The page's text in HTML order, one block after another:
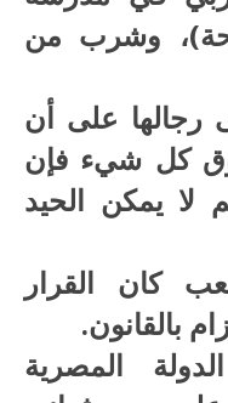
وشرب من
على أن
كل شيء فإن
لا يمكن الحيد
كان القرار
بالقانون.
المصرية